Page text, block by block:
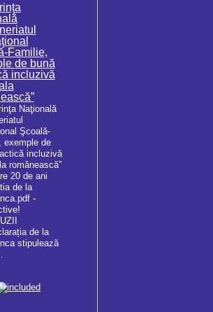
Familie,
de bună
incluzivă
Naţională
Şcoală-
exemple de
incluzivă
românească”
20 de ani
de la
-
de la
stipulează